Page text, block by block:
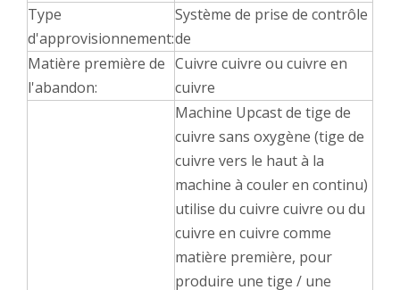
Type
d'approvisionnement:
Système de prise de contrôle
de
Matière première de
l'abandon:
Cuivre cuivre ou cuivre en
cuivre
Machine Upcast de tige de
cuivre sans oxygène (tige de
cuivre vers le haut à la
machine à couler en continu)
utilise du cuivre cuivre ou du
cuivre en cuivre comme
matière première, pour
produire une tige / une